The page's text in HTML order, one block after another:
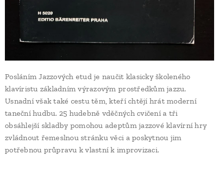
Posláním Jazzových etud je naučit klasicky školeného
klavíristu základním výrazovým prostředkům jazzu.
Usnadní však také cestu těm, kteří chtějí hrát moderní
taneční hudbu. 25 hudebně vděčných cvičení a tři
obsáhlejší skladby pomohou adeptům jazzové klavírní hry
zvládnout řemeslnou stránku věci a poskytnou jim
potřebnou průpravu k vlastní k improvizaci.